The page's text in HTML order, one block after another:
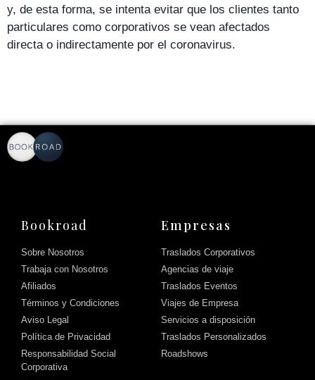
y, de esta forma, se intenta evitar que los clientes tanto
particulares como corporativos se vean afectados
directa o indirectamente por el coronavirus.
Bookroad
Sobre Nosotros
Trabaja con Nosotros
Afiliados
Términos y Condiciones
Aviso Legal
Política de Privacidad
Responsabilidad Social
Corporativa
Empresas
Traslados Corporativos
Agencias de viaje
Traslados Eventos
Viajes de Empresa
Servicios a disposición
Traslados Personalizados
Roadshows